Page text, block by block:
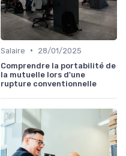
Salaire •
28/01/2025
Comprendre la portabilité de
la mutuelle lors d'une
rupture conventionnelle